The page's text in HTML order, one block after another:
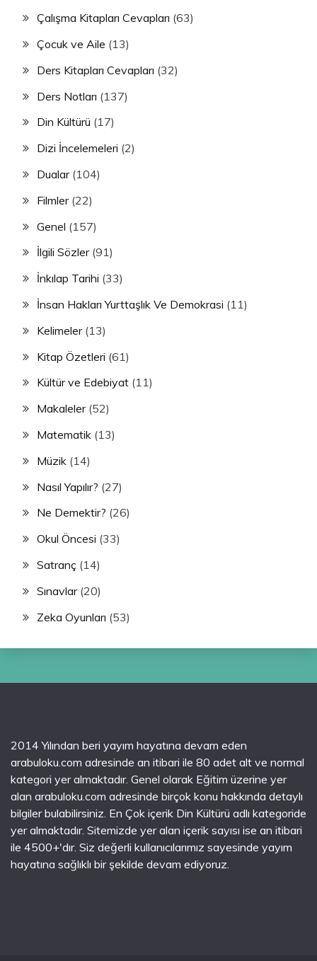
Çalışma Kitapları Cevapları (63)
Çocuk ve Aile (13)
Ders Kitapları Cevapları (32)
Ders Notları (137)
Din Kültürü (17)
Dizi İncelemeleri (2)
Dualar(104)
Filmler(22)
Genel (157)
İlgili Sözler(91)
İnkılap Tarihi (33)
İnsan Hakları Yurttaşlık Ve Demokrasi (11)
Kelimeler(13)
Kitap Özetleri (61)
Kültür ve Edebiyat (11)
Makaleler(52)
Matematik (13)
Müzik (14)
Nasıl Yapılır? (27)
Ne Demektir? (26)
Okul Öncesi (33)
Satranç (14)
Sınavlar(20)
Zeka Oyunları (53)
2014 Yılından beri yayım hayatına devam eden
arabuloku.com adresinde an itibari ile 80 adet alt ve normal
kategori yer almaktadır. Genel olarak Eğitim üzerine yer
alan arabuloku.com adresinde birçok konu hakkında detaylı
bilgiler bulabilirsiniz. En Çok içerik Din Kültürü adlı kategoride
yer almaktadır. Sitemizde yer alan içerik sayısı ise an itibari
ile 4500+'dır. Siz değerli kullanıcılarımız sayesinde yayım
hayatına sağlıklı bir şekilde devam ediyoruz.